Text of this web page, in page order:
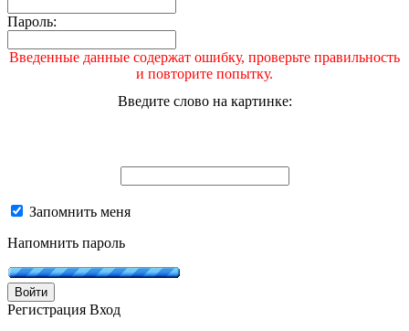
Пароль:
Введенные данные содержат ошибку, проверьте правильность
и повторите попытку.
Введите слово на картинке:
Запомнить меня
Напомнить пароль
Войти
Регистрация Вход